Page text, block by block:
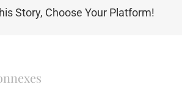
Story, Choose Your Platform!